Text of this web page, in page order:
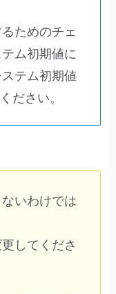
ためのチェ
ム初期値に
テム初期値
ださい。
いわけでは
してくださ